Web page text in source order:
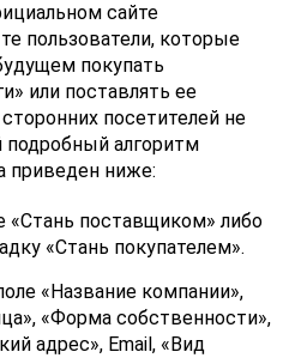
сайте
пользователи, которые
покупать
или поставлять ее
посетителей не
алгоритм
приведен ниже:
«Стань поставщиком» либо
«Стань покупателем».
«Название компании»,
«Форма собственности»,
адрес», Email, «Вид